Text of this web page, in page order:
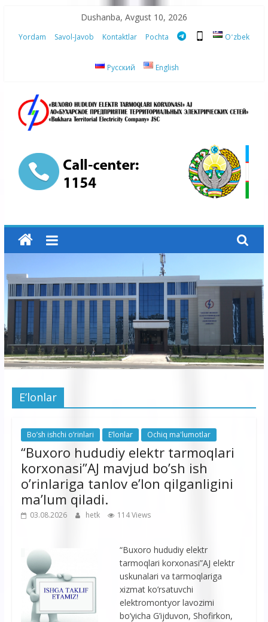
content
Dushanba, Avgust 10, 2026
Yordam Savol-Javob Kontaktlar Pochta Oʻzbek
Русский English
“Buxoro
hududiy
elektr
tarmoqlari
korxonasi”
AJ
“Buxoro
hududiy
tarmoqlari
korxonasi”
E’lonlar
Bo’sh ishchi o’rinlari E’lonlar Ochiq ma'lumotlar
“Buxoro hududiy elektr tarmoqlari
korxonasi”AJ mavjud bo’sh ish
o’rinlariga tanlov e’lon qilganligini
ma’lum qiladi.
03.08.2026 hetk 114 Views
“Buxoro hududiy elektr
tarmoqlari korxonasi”AJ elektr
uskunalari va tarmoqlariga
xizmat ko’rsatuvchi
elektromontyor lavozimi
bo’yicha G’ijduvon, Shofirkon,